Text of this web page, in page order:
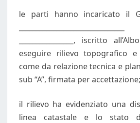
le parti hanno incaricato il
________________, iscritto
eseguire rilievo topografico e
come da relazione tecnica e
sub “A”, firmata per accettazione;
il rilievo ha evidenziato una
linea catastale e lo stato